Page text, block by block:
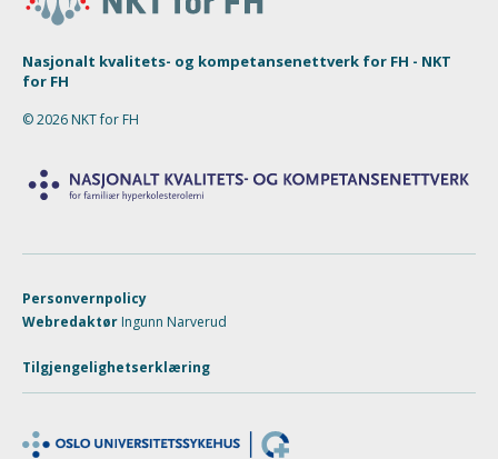
Nasjonalt kvalitets- og kompetansenettverk for FH - NKT
for FH
© 2026 NKT for FH
Personvernpolicy
Webredaktør Ingunn Narverud
Tilgjengelighetserklæring